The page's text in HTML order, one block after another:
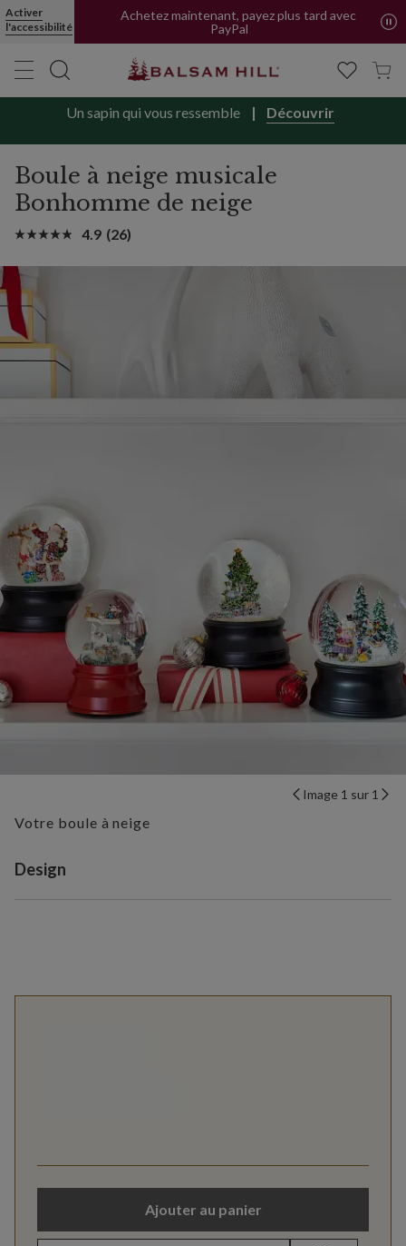
Activer
l'accessibilité
Achetez maintenant, payez plus tard avec
PayPal
Un sapin qui vous ressemble Découvrir
Boule à neige musicale
Bonhomme de neige
4.9 (26)
Image 1 sur 1
Votre boule à neige
Variant selection
Design
Ajouter au panier